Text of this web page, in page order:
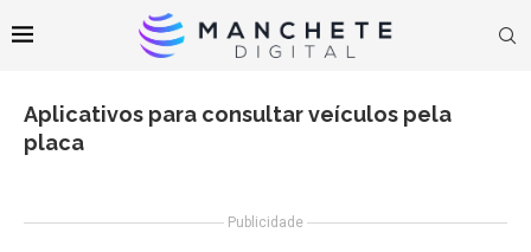
Aplicativos para consultar veículos pela
placa
Publicidade